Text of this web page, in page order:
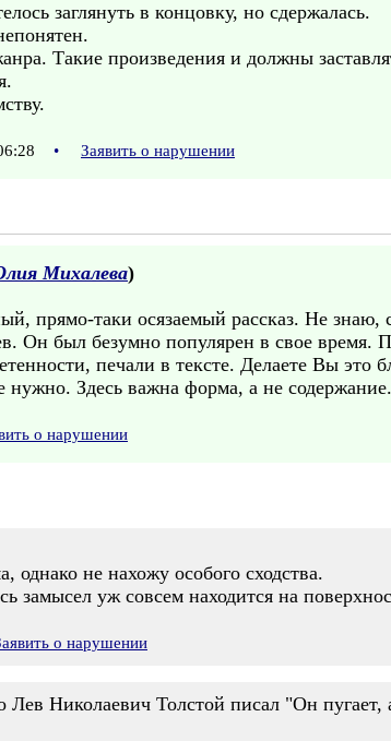
заглянуть в концовку, но сдержалась.
Такие произведения и должны
• Заявить о нарушении
Михалева)
прямо-таки осязаемый рассказ. Не
Он был безумно популярен в свое время.
печали в тексте. Делаете Вы это
Здесь важна форма, а не содержание.
о нарушении
однако не нахожу особого сходства.
замысел уж совсем находится на
о нарушении
Лев Николаевич Толстой писал "Он